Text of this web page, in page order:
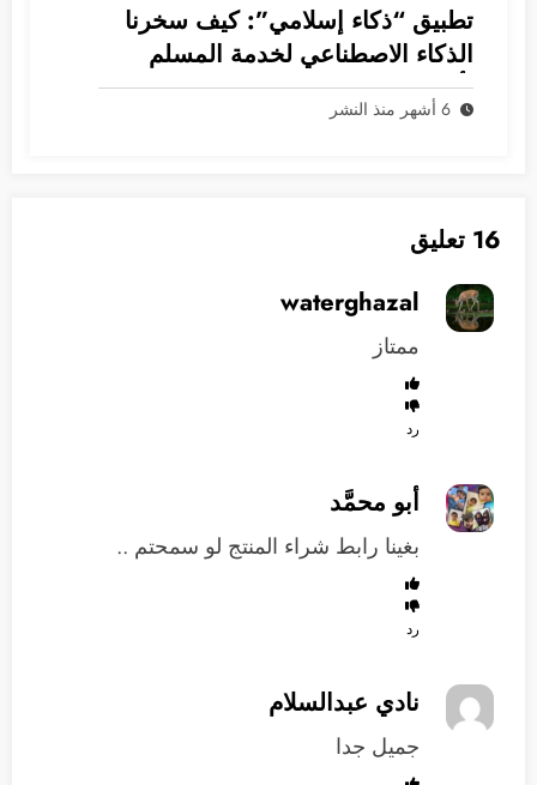
تطبيق “ذكاء إسلامي”: كيف سخرنا
الذكاء الاصطناعي لخدمة المسلم
بأمان؟
6 أشهر منذ النشر
16 تعليق
waterghazal
ممتاز
رد
أبو محمَّد
بغينا رابط شراء المنتج لو سمحتم ..
رد
نادي عبدالسلام
جميل جدا